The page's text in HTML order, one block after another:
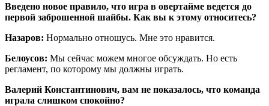
Введено новое правило, что игра в овертайме ведется до
первой заброшенной шайбы. Как вы к этому относитесь?
Назаров: Нормально отношусь. Мне это нравится.
Белоусов: Мы сейчас можем многое обсуждать. Но есть
регламент, по которому мы должны играть.
Валерий Константинович, вам не показалось, что команда
играла слишком спокойно?